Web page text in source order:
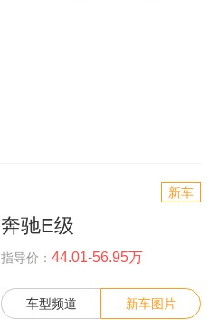
新车
奔驰E级
指导价： 44.01-56.95万
车型频道 新车图片